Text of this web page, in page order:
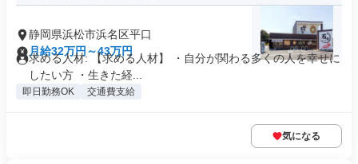
静岡県浜松市浜名区平口
月給32万円～43万円
求める人材: 【求める人材】 ・自分が関わる多くの人を幸せに
したい方 ・生きた経...
即日勤務OK 交通費支給
気になる